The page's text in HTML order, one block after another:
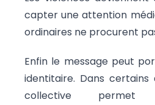
capter une attention
ordinaires ne procurent
Enfin le message peut
identitaire. Dans certains
collective